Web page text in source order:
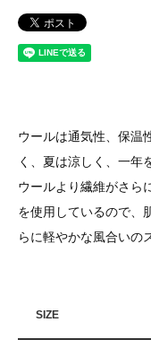
ウールは通気性、保温
く、夏は涼しく、一年
ウールより繊維がさら
を使用しているので、
らに軽やかな風合いの
SIZE